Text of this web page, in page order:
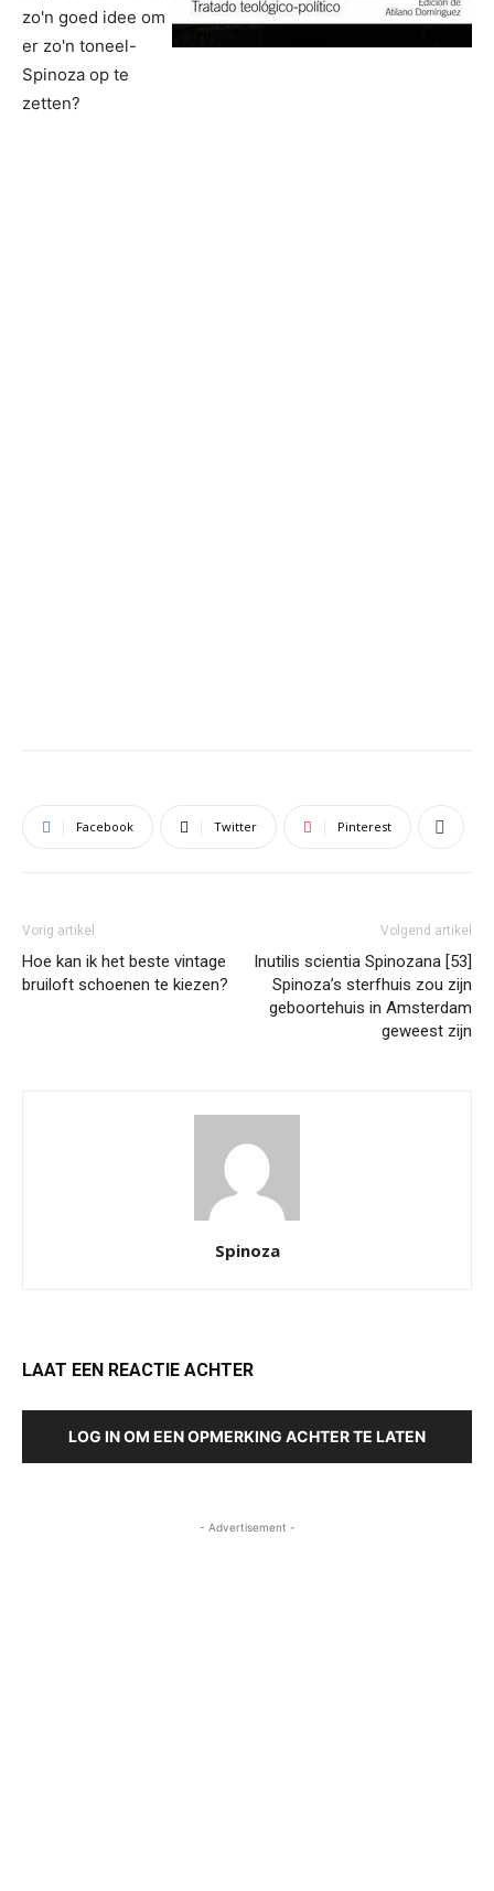
zo'n goed idee om
er zo'n toneel-
Spinoza op te
zetten?
Facebook Twitter Pinterest
Vorig artikel
Hoe kan ik het beste vintage
bruiloft schoenen te kiezen?
Volgend artikel
Inutilis scientia Spinozana [53]
Spinoza’s sterfhuis zou zijn
geboortehuis in Amsterdam
geweest zijn
Spinoza
LAAT EEN REACTIE ACHTER
LOG IN OM EEN OPMERKING ACHTER TE LATEN
- Advertisement -